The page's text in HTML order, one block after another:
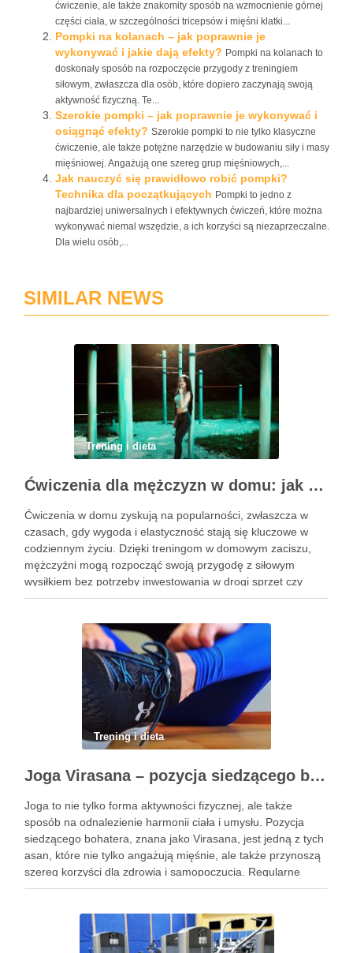
ćwiczenie, ale także znakomity sposób na wzmocnienie górnej
części ciała, w szczególności tricepsów i mięśni klatki...
Pompki na kolanach – jak poprawnie je
wykonywać i jakie dają efekty? Pompki na kolanach to
doskonały sposób na rozpoczęcie przygody z treningiem
siłowym, zwłaszcza dla osób, które dopiero zaczynają swoją
aktywność fizyczną. Te...
Szerokie pompki – jak poprawnie je wykonywać i
osiągnąć efekty? Szerokie pompki to nie tylko klasyczne
ćwiczenie, ale także potężne narzędzie w budowaniu siły i masy
mięśniowej. Angażują one szereg grup mięśniowych,...
Jak nauczyć się prawidłowo robić pompki?
Technika dla początkujących Pompki to jedno z
najbardziej uniwersalnych i efektywnych ćwiczeń, które można
wykonywać niemal wszędzie, a ich korzyści są niezaprzeczalne.
Dla wielu osób,...
SIMILAR NEWS
Trening i dieta
Ćwiczenia dla mężczyzn w domu: jak zacząć i utrzymać motywację
Ćwiczenia w domu zyskują na popularności, zwłaszcza w
czasach, gdy wygoda i elastyczność stają się kluczowe w
codziennym życiu. Dzięki treningom w domowym zaciszu,
mężczyźni mogą rozpocząć swoją przygodę z siłowym
wysiłkiem bez potrzeby inwestowania w drogi sprzęt czy
dojazdy do siłowni. Regularne ćwiczenia, które można
Trening i dieta
Joga Virasana – pozycja siedzącego bohatera i jej korzyści
Joga to nie tylko forma aktywności fizycznej, ale także
sposób na odnalezienie harmonii ciała i umysłu. Pozycja
siedzącego bohatera, znana jako Virasana, jest jedną z tych
asan, które nie tylko angażują mięśnie, ale także przynoszą
szereg korzyści dla zdrowia i samopoczucia. Regularne
praktykowanie tej pozycji może poprawić elastyczność